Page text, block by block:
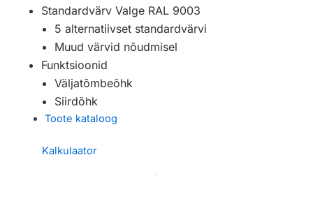
Standardvärv Valge RAL 9003
5 alternatiivset standardvärvi
Muud värvid nõudmisel
Funktsioonid
Väljatõmbeõhk
Siirdõhk
Toote kataloog
Kalkulaator